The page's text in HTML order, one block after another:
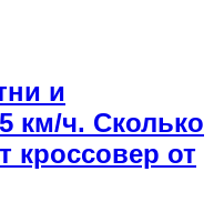
и
км/ч. Сколько
кроссовер от